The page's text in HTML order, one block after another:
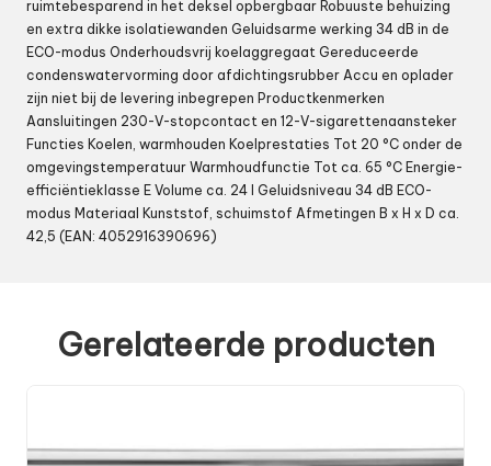
ruimtebesparend in het deksel opbergbaar Robuuste behuizing
en extra dikke isolatiewanden Geluidsarme werking 34 dB in de
ECO-modus Onderhoudsvrij koelaggregaat Gereduceerde
condenswatervorming door afdichtingsrubber Accu en oplader
zijn niet bij de levering inbegrepen Productkenmerken
Aansluitingen 230-V-stopcontact en 12-V-sigarettenaansteker
Functies Koelen, warmhouden Koelprestaties Tot 20 °C onder de
omgevingstemperatuur Warmhoudfunctie Tot ca. 65 °C Energie-
efficiëntieklasse E Volume ca. 24 l Geluidsniveau 34 dB ECO-
modus Materiaal Kunststof, schuimstof Afmetingen B x H x D ca.
42,5 (EAN: 4052916390696)
Gerelateerde producten